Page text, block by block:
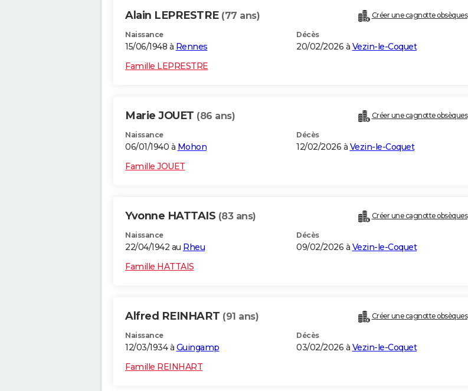
Alain LEPRESTRE (77 ans) Créer une cagnotte obsèques
Naissance
15/06/1948 à Rennes
Décès
20/02/2026 à Vezin-le-Coquet
Famille LEPRESTRE
Marie JOUET (86 ans) Créer une cagnotte obsèques
Naissance
06/01/1940 à Mohon
Décès
12/02/2026 à Vezin-le-Coquet
Famille JOUET
Yvonne HATTAIS (83 ans) Créer une cagnotte obsèques
Naissance
22/04/1942 au Rheu
Décès
09/02/2026 à Vezin-le-Coquet
Famille HATTAIS
Alfred REINHART (91 ans) Créer une cagnotte obsèques
Naissance
12/03/1934 à Guingamp
Décès
03/02/2026 à Vezin-le-Coquet
Famille REINHART